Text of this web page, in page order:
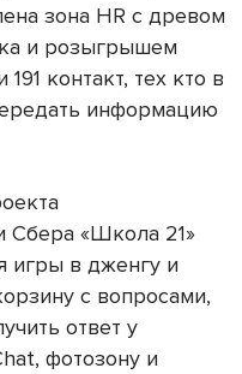
зона HR с древом
и розыгрышем
контакт, тех кто в
информацию
Сбера «Школа 21»
игры в дженгу и
с вопросами,
ответ у
фотозону и